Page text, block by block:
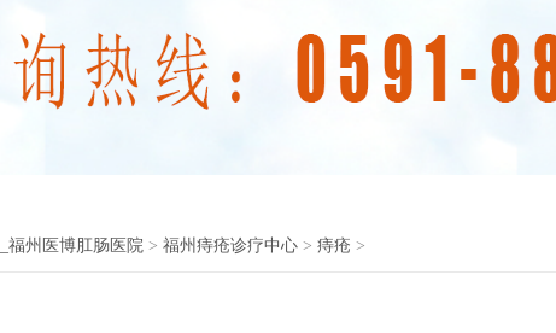
福州医博肛肠医院 > 福州痔疮诊疗中心 > 痔疮 >